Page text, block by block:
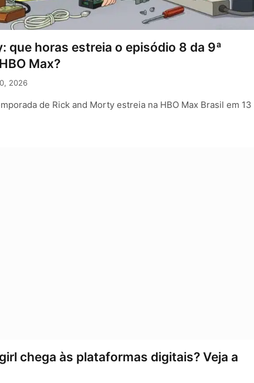
que horas estreia o episódio 8 da 9ª
Max?
2026
de Rick and Morty estreia na HBO Max Brasil em 13
chega às plataformas digitais? Veja a